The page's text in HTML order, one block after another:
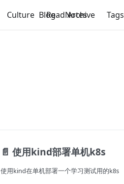
Culture ReadNotes
Blog Archive Tags
📄️ 使用kind部署单机k8s
使用kind在单机部署一个学习测试用的k8s